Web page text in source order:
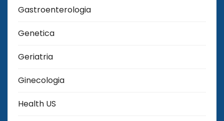
Gastroenterologia
Genetica
Geriatria
Ginecologia
Health US